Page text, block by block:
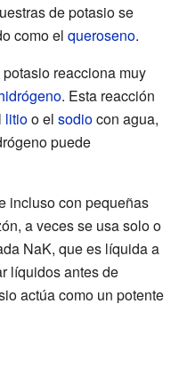
de potasio se
como el queroseno.
reacciona muy
. Esta reacción
litioo el sodiocon agua,
puede
incluso con pequeñas
a veces se usa solo o
NaK, que es líquida a
líquidos antes de
actúa como un potente